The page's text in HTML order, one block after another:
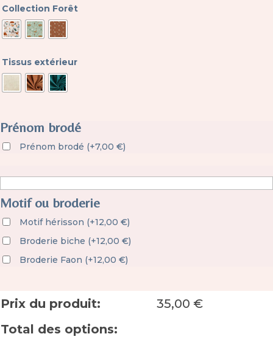
Collection Forêt
Tissus extérieur
Prénom brodé
Prénom brodé (+7,00 €)
Motif ou broderie
Motif hérisson (+12,00 €)
Broderie biche (+12,00 €)
Broderie Faon (+12,00 €)
Prix du produit: 35,00 €
Total des options: